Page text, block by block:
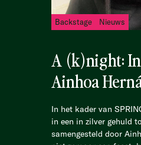
Backstage Nieuws
A (k)night:
Ainhoa
In het kader van
in een in zilver gehuld
samengesteld door